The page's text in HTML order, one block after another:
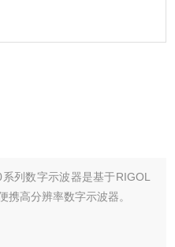
列数字示波器是基于RIGOL
携高分辨率数字示波器。